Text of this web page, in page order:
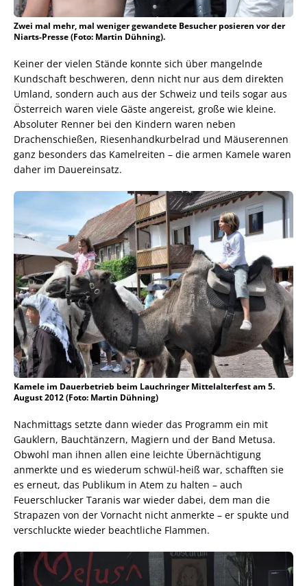
Zwei mal mehr, mal weniger gewandete Besucher posieren vor der
Niarts-Presse (Foto: Martin Dühning).
Keiner der vielen Stände konnte sich über mangelnde
Kundschaft beschweren, denn nicht nur aus dem direkten
Umland, sondern auch aus der Schweiz und teils sogar aus
Österreich waren viele Gäste angereist, große wie kleine.
Absoluter Renner bei den Kindern waren neben
Drachenschießen, Riesenhandkurbelrad und Mäuserennen
ganz besonders das Kamelreiten – die armen Kamele waren
daher im Dauereinsatz.
Kamele im Dauerbetrieb beim Lauchringer Mittelalterfest am 5.
August 2012 (Foto: Martin Dühning)
Nachmittags setzte dann wieder das Programm ein mit
Gauklern, Bauchtänzern, Magiern und der Band Metusa.
Obwohl man ihnen allen eine leichte Übernächtigung
anmerkte und es wiederum schwül-heiß war, schafften sie
es erneut, das Publikum in Atem zu halten – auch
Feuerschlucker Taranis war wieder dabei, dem man die
Strapazen von der Vornacht nicht anmerkte – er spukte und
verschluckte wieder beachtliche Flammen.